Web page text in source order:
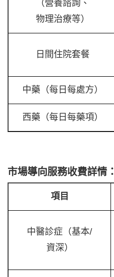
（營養諮詢、
物理治療等）
日間住院套餐
中藥（每日每處方）
西藥（每日每藥項）
市場導向服務收費詳情：
項目
中醫診症（基本/
資深）